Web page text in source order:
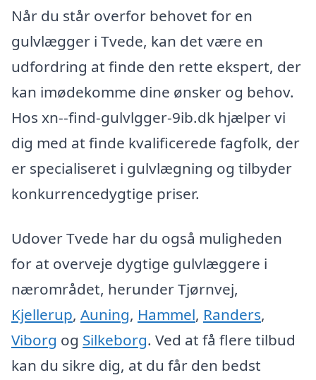
Når du står overfor behovet for en
gulvlægger i Tvede, kan det være en
udfordring at finde den rette ekspert, der
kan imødekomme dine ønsker og behov.
Hos xn--find-gulvlgger-9ib.dk hjælper vi
dig med at finde kvalificerede fagfolk, der
er specialiseret i gulvlægning og tilbyder
konkurrencedygtige priser.
Udover Tvede har du også muligheden
for at overveje dygtige gulvlæggere i
nærområdet, herunder Tjørnvej,
Kjellerup, Auning, Hammel, Randers,
Viborg og Silkeborg. Ved at få flere tilbud
kan du sikre dig, at du får den bedst